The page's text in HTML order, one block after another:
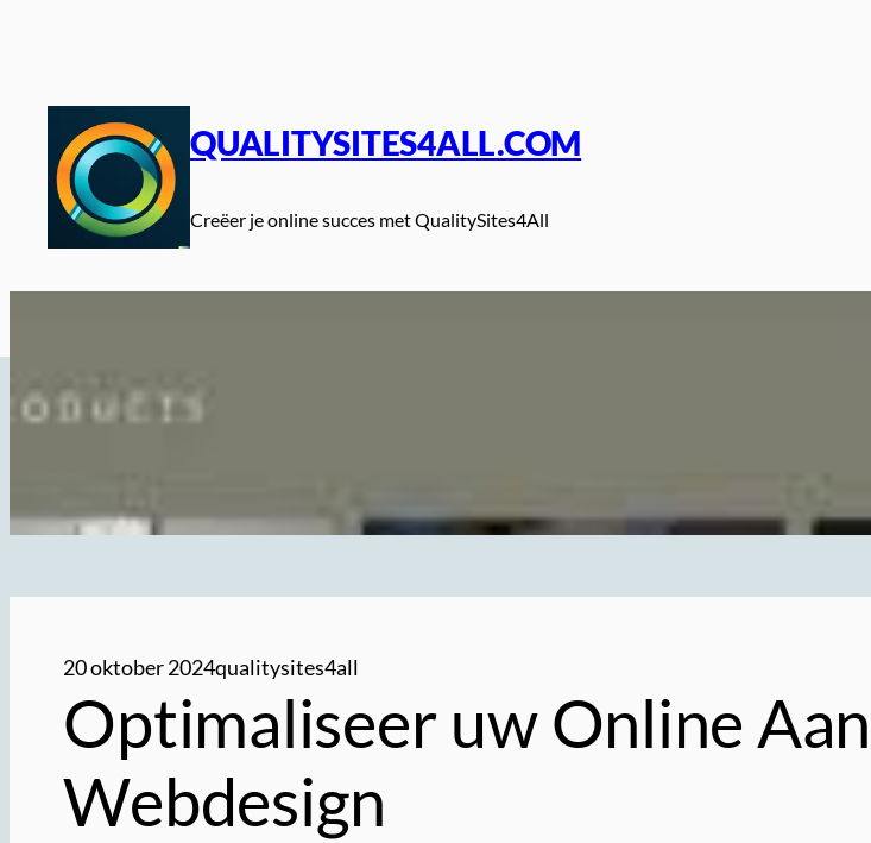
QUALITYSITES4ALL.COM
Creëer je online succes met QualitySites4All
20 oktober 2024qualitysites4all
Optimaliseer uw Online
Webdesign